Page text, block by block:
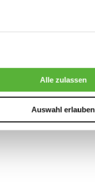
Alle zulassen
Auswahl erlauben